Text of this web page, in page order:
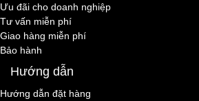
Ưu đãi cho doanh nghiệp
Tư vấn miễn phí
Giao hàng miễn phí
Bảo hành
Hướng dẫn
Hướng dẫn đặt hàng